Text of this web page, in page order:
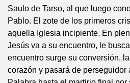
Saulo de Tarso, al que luego
Pablo. El zote de los primeros
aquella Iglesia incipiente. En
Jesús va a su encuentro, le
encuentro surge su conversión,
corazón y pasará de perseguidor